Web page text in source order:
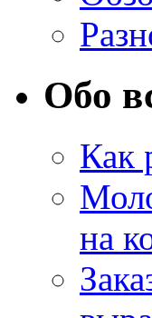
Обо
Как
на